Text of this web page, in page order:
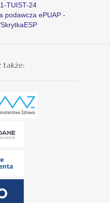
TUIST-24
podawcza ePUAP -
także: